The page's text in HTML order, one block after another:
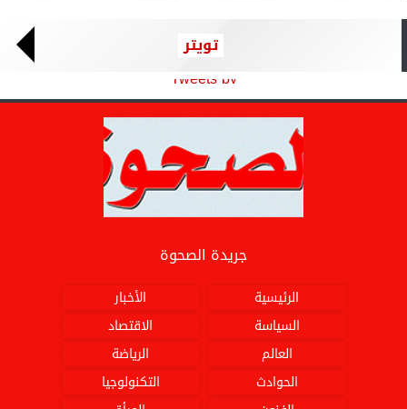
تويتر
Tweets by
جريدة الصحوة
الرئيسية
الأخبار
السياسة
الاقتصاد
العالم
الرياضة
الحوادث
التكنولوجيا